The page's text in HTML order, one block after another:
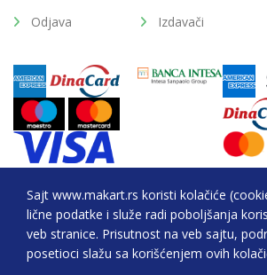
Sajt www.makart.rs koristi kolačiće
lične podatke i služe radi poboljšanja
veb stranice. Prisutnost na veb sajtu,
posetioci slažu sa korišćenjem ovih
Odjava
Izdavači
2026. All Rights Reserved © Makart.rs
BEOGRAD (NOVI BEOGRAD), PIB:
20337524